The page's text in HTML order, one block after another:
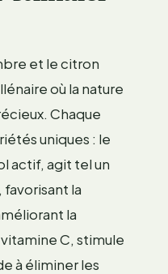
et le citron
où la nature
Chaque
uniques : le
actif, agit tel un
la
la
C, stimule
à éliminer les